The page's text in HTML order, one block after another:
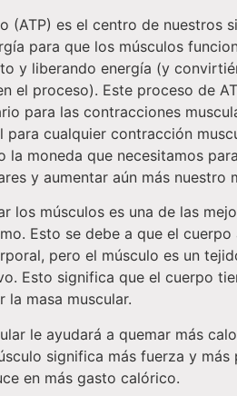
(ATP) es el centro de nuestros
para que los músculos
y liberando energía (y
el proceso). Este proceso de
para las contracciones
para cualquier contracción
la moneda que necesitamos
y aumentar aún más nuestro
los músculos es una de las
Esto se debe a que el cuerpo
pero el músculo es un
Esto significa que el cuerpo
la masa muscular.
le ayudará a quemar más
significa más fuerza y
en más gasto calórico.